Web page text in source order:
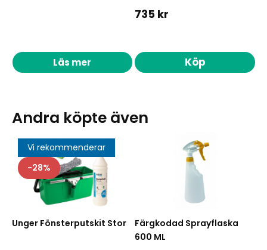
Läs mer
735 kr
Köp
Andra köpte även
Vi rekommenderar
28
Unger Fönsterputskit Stor
Färgkodad Sprayflaska
600 ML